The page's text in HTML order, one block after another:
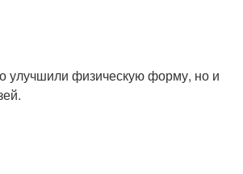
улучшили физическую форму, но и